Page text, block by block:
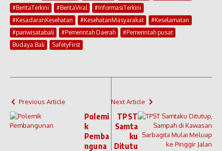
#BeritaTerkini
#BeritaViral
#InformasiTerkini
#KesadaranKesehatan
#KesehatanMasyarakat
#Keselamatan
#pariwisatabali
#Pemerintah Daerah
#Pemerintah pusat
Budaya Bali
SafetyFirst
Previous Article
Polemi
k
Pemba
nguna
Next Article
TPST
Samta
ku
Ditutu